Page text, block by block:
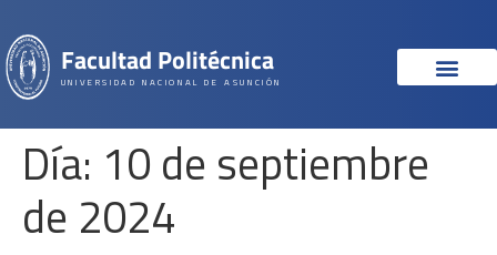
Facultad Politécnica
UNIVERSIDAD NACIONAL DE ASUNCIÓN
Día: 10 de septiembre
de 2024